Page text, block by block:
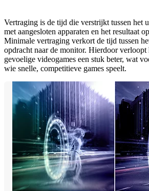
Vertraging is de tijd die verstrijkt tussen het
met aangesloten apparaten en het resultaat
Minimale vertraging verkort de tijd tussen
opdracht naar de monitor. Hierdoor
gevoelige videogames een stuk beter, wat
wie snelle, competitieve games speelt.